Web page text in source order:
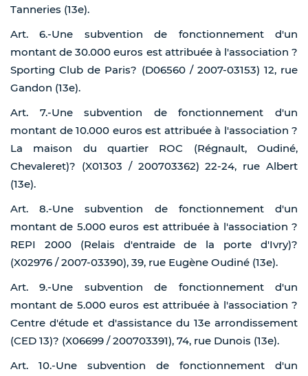
Tanneries (13e).
Art. 6.-Une subvention de fonctionnement d'un
montant de 30.000 euros est attribuée à l'association ?
Sporting Club de Paris? (D06560 / 2007-03153) 12, rue
Gandon (13e).
Art. 7.-Une subvention de fonctionnement d'un
montant de 10.000 euros est attribuée à l'association ?
La maison du quartier ROC (Régnault, Oudiné,
Chevaleret)? (X01303 / 200703362) 22-24, rue Albert
(13e).
Art. 8.-Une subvention de fonctionnement d'un
montant de 5.000 euros est attribuée à l'association ?
REPI 2000 (Relais d'entraide de la porte d'Ivry)?
(X02976 / 2007-03390), 39, rue Eugène Oudiné (13e).
Art. 9.-Une subvention de fonctionnement d'un
montant de 5.000 euros est attribuée à l'association ?
Centre d'étude et d'assistance du 13e arrondissement
(CED 13)? (X06699 / 200703391), 74, rue Dunois (13e).
Art. 10.-Une subvention de fonctionnement d'un